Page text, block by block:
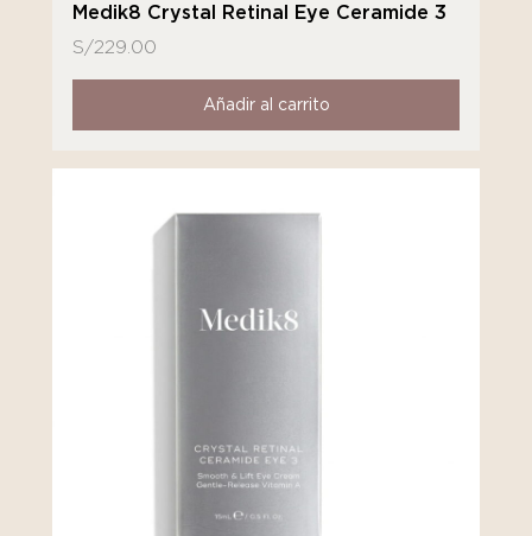
Medik8 Crystal Retinal Eye Ceramide 3
S/229.00
Añadir al carrito